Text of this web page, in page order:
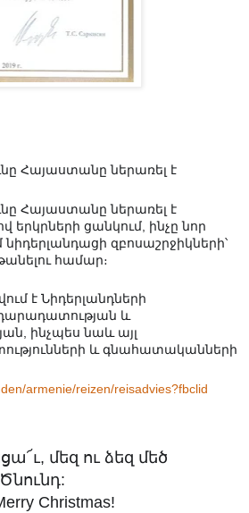
Հայաստանը ներառել է
Հայաստանը ներառել է
ցանկում, ինչը նոր
նիդերլանդացի զբոսաշրջիկների՝
համար։
է Նիդերլանդների
և
ինչպես նաև այլ
և գնահատականների
armenie/reizen/reisadvies?fbclid
մեզ ու ձեզ մեծ
Christmas!